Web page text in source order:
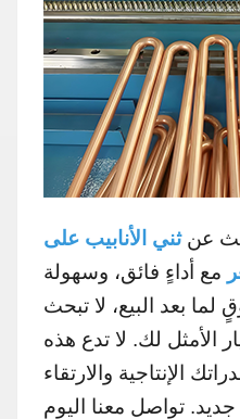
عنثني الأنابيب على
مع أداءٍ فائق، وسهولة
لما بعد البيع، لا تبحث
الأمثل لك. لا تدع هذه
الإنتاجية والارتقاء
تواصل معنا اليوم